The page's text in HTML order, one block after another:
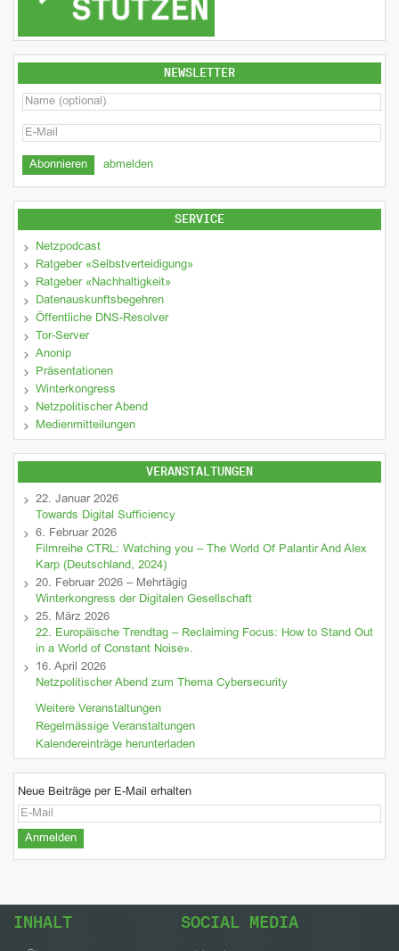
NEWSLETTER
abmelden
SERVICE
Netzpodcast
Ratgeber «Selbstverteidigung»
Ratgeber «Nachhaltigkeit»
Datenauskunftsbegehren
Öffentliche DNS-Resolver
Tor-Server
Anonip
Präsentationen
Winterkongress
Netzpolitischer Abend
Medienmitteilungen
VERANSTALTUNGEN
22. Januar 2026
Towards Digital Sufficiency
6. Februar 2026
Filmreihe CTRL: Watching you – The World Of Palantir And Alex
Karp (Deutschland, 2024)
20. Februar 2026 – Mehrtägig
Winterkongress der Digitalen Gesellschaft
25. März 2026
22. Europäische Trendtag – Reclaiming Focus: How to Stand Out
in a World of Constant Noise».
16. April 2026
Netzpolitischer Abend zum Thema Cybersecurity
Weitere Veranstaltungen
Regelmässige Veranstaltungen
Kalendereinträge herunterladen
Neue Beiträge per E-Mail erhalten
INHALT SOCIAL MEDIA